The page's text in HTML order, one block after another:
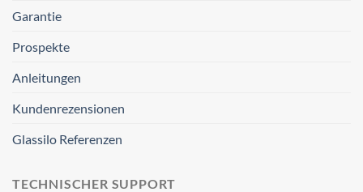
Garantie
Prospekte
Anleitungen
Kundenrezensionen
Glassilo Referenzen
TECHNISCHER SUPPORT